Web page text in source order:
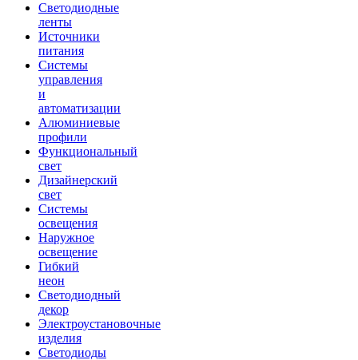
Светодиодные
ленты
Источники
питания
Системы
управления
и
автоматизации
Алюминиевые
профили
Функциональный
свет
Дизайнерский
свет
Системы
освещения
Наружное
освещение
Гибкий
неон
Светодиодный
декор
Электроустановочные
изделия
Светодиоды